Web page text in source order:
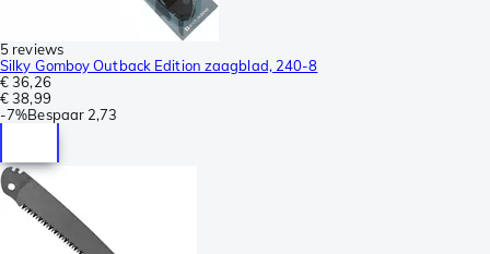
5 reviews
Silky Gomboy Outback Edition zaagblad, 240-8
€ 36,26
€ 38,99
-7%Bespaar 2,73